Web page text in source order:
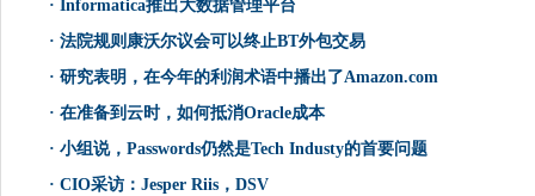
· Informatica推出大数据管理平台
· 法院规则康沃尔议会可以终止BT外包交易
· 研究表明，在今年的利润术语中播出了Amazon.com
· 在准备到云时，如何抵消Oracle成本
· 小组说，Passwords仍然是Tech Industy的首要问题
· CIO采访：Jesper Riis，DSV